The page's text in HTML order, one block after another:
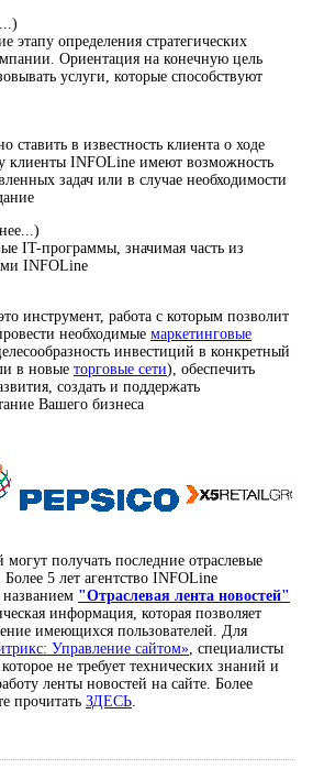
определения стратегических
Ориентация на конечную цель
услуги, которые способствуют
ставить в известность клиента о ходе
клиенты INFOLine имеют возможность
задач или в случае необходимости
IT-программы, значимая часть из
INFOLine
инструмент, работа с которым позволит
необходимые маркетинговые
инвестиций в конкретный
в новые торговые сети), обеспечить
создать и поддержать
Вашего бизнеса
получать последние отраслевые
5 лет агентство INFOLine
названием "Отраслевая лента новостей"
информация, которая позволяет
имеющихся пользователей. Для
Управление сайтом» , специалисты
не требует технических знаний и
ленты новостей на сайте. Более
прочитать ЗДЕСЬ